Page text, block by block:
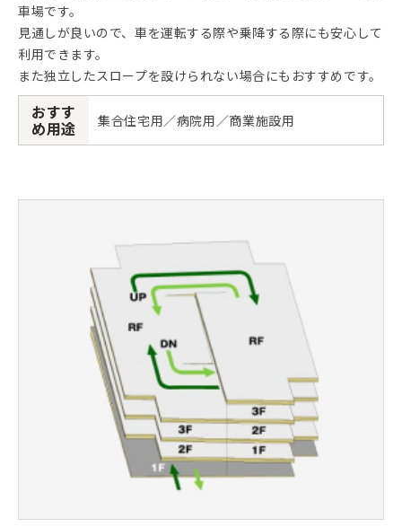
車場です。
見通しが良いので、車を運転する際や乗降する際にも安心して
利用できます。
また独立したスロープを設けられない場合にもおすすめです。
おすす
め用途 集合住宅用／病院用／商業施設用